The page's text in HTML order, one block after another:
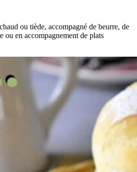
chaud ou tiède, accompagné de beurre, de
ou en accompagnement de plats